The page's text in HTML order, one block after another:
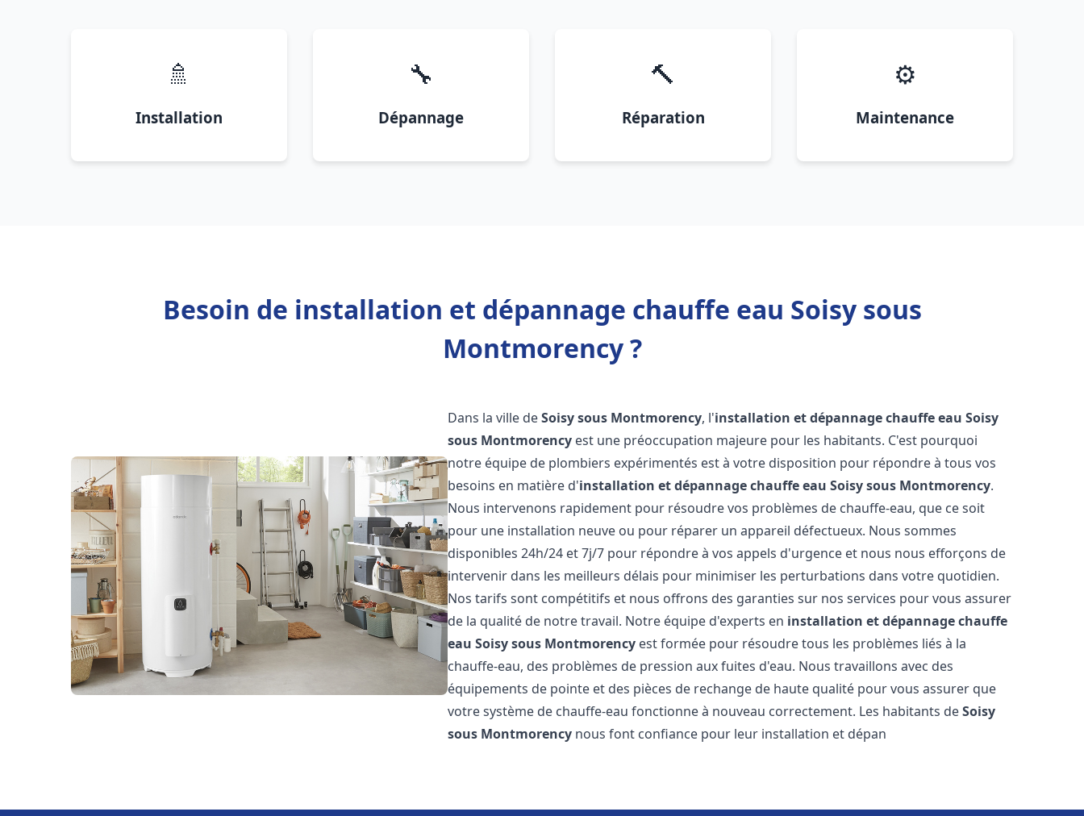
🚿
Installation
🔧
Dépannage
🔨
Réparation
⚙️
Maintenance
Besoin de installation et dépannage chauffe eau Soisy sous
Montmorency ?
Dans la ville deSoisy sous Montmorency, l'installation et dépannage chauffe eau Soisy
sous Montmorency est une préoccupation majeure pour les habitants. C'est pourquoi
notre équipe de plombiers expérimentés est à votre disposition pour répondre à tous vos
besoins en matière d'installation et dépannage chauffe eau Soisy sous Montmorency.
Nous intervenons rapidement pour résoudre vos problèmes de chauffe-eau, que ce soit
pour une installation neuve ou pour réparer un appareil défectueux. Nous sommes
disponibles 24h/24 et 7j/7 pour répondre à vos appels d'urgence et nous nous efforçons de
intervenir dans les meilleurs délais pour minimiser les perturbations dans votre quotidien.
Nos tarifs sont compétitifs et nous offrons des garanties sur nos services pour vous assurer
de la qualité de notre travail. Notre équipe d'experts en installation et dépannage chauffe
eau Soisy sous Montmorency est formée pour résoudre tous les problèmes liés à la
chauffe-eau, des problèmes de pression aux fuites d'eau. Nous travaillons avec des
équipements de pointe et des pièces de rechange de haute qualité pour vous assurer que
votre système de chauffe-eau fonctionne à nouveau correctement. Les habitants deSoisy
sous Montmorency nous font confiance pour leur installation et dépan